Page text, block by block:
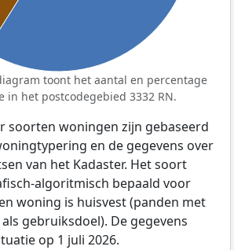
toont het aantal en percentage
in het postcodegebied 3332 RN.
soorten woningen zijn gebaseerd
en de gegevens over
van het Kadaster. Het soort
algoritmisch bepaald voor
woning is huisvest (panden met
gebruiksdoel). De gegevens
op 1 juli 2026.